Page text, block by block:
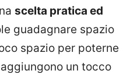
scelta pratica ed
guadagnare spazio
spazio per poterne
un tocco